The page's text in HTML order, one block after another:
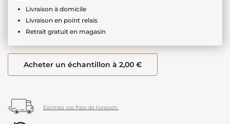
Livraison à domicile
Livraison en point relais
Retrait gratuit en magasin
Acheter un échantillon à 2,00 €
Estimez vos frais de livraison.